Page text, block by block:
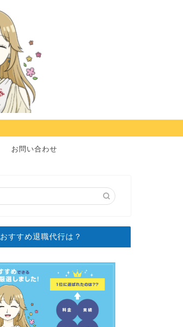
お問い合わせ
おすすめ退職代行は？